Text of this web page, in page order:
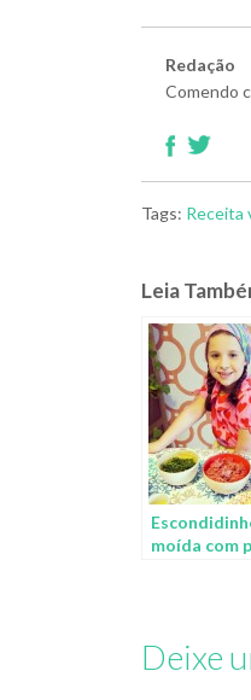
Redação
Comendo
Tags: Receita
Leia
moída com
Deixe